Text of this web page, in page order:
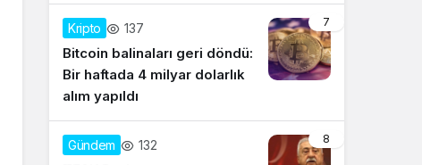
7
Kripto 137
Bitcoin balinaları geri döndü:
Bir haftada 4 milyar dolarlık
alım yapıldı
8
Gündem 132